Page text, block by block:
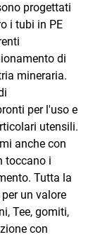
progettati
i tubi in PE
di
mineraria.
per l'uso e
utensili.
anche con
toccano i
Tutta la
un valore
Tee, gomiti,
con